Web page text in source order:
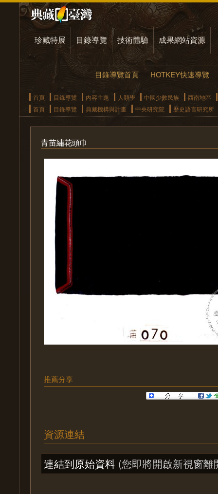
珍藏特展 目錄導覽 技術體驗 成果網站資源
目錄導覽首頁 HOTKEY快速導覽
首頁 目錄導覽 內容主題 人類學 中國少數民族
西南地區
首頁
目錄導覽 典藏機構與計畫 中央研究院 歷史語言研究所
青苗繡花頭巾
推薦分享
資源連結
連結到原始資料 (您即將開啟新視窗離